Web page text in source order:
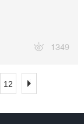
1349
12